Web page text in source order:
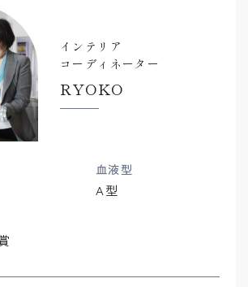
インテリア
コーディネーター
RYOKO
血液型
A型